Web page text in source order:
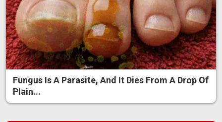
Fungus Is A Parasite, And It Dies From A Drop Of
Plain...